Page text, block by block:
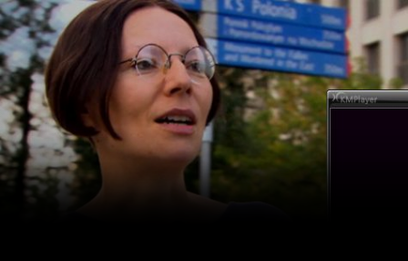
Wszystko o kulturze